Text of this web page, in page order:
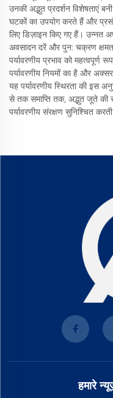
उनकी अद्भुत प्रदर्शन विशेषताएं
घटकों का उपयोग करते हैं और
लिए डिज़ाइन किए गए हैं। उन्नत
अवसादन दरें और पुन: चक्रण
पर्यावरणीय प्रभाव को
पर्यावरणीय नियमों का है और
यह पर्यावरणीय स्थिरता की इस
से तक समाप्ति तक, अद्भुत जूते की
पर्यावरणीय संरक्षण सुनिश्चित
हमारे